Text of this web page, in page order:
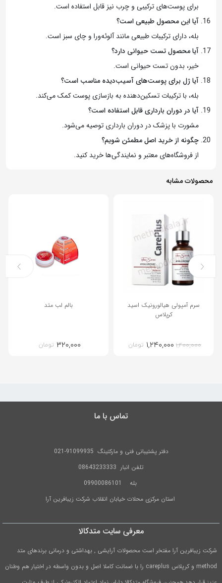
برای پوست‌های ترکیبی و چرب نیز قابل استفاده است.
آیا این محصول طبیعی است؟
بله، دارای ترکیبات طبیعی مانند آلوئه‌ورا و چای سبز است.
آیا محصول تست حیوانی دارد؟
خیر، بدون تست حیوانی است.
آیا ژل برای پوست‌های آسیب‌دیده مناسب است؟
بله، با ترکیبات تسکین‌دهنده به بازسازی پوست کمک می‌کند.
آیا در دوران بارداری قابل استفاده است؟
مشورت با پزشک در دوران بارداری توصیه می‌شود.
چگونه از خرید اصل مطمئن شویم؟
از فروشگاه‌های معتبر و نمایندگی‌ها خرید کنید.
محصولات مشابه
سرم آمپولی هیالورونیک اسید
کرپلاس
۱,۴۰۰,۰۰۰ قیمت
۱,۲۴۰,۰۰۰ تومان
بالم لب متد
۳۲۰,۰۰۰ تومان
تماس با ما
دفتر پشتیبانی فنی و مارکتینگ 91099935-021
تلفن انبار 08643233333
بله
09900086101
استان مرکزی محلات خیابان انقلاب شرکت زیبافرین آرا
معرفی سایت متدکالا
شرکت زیبافرین آرا مفتخر است محصولات آرایشی , بهداشتی و درمانی برندهای متد
method و کرپلاس careplus را با ضمانت کاملا اصل و بدون واسطه در اختیار هم وطنان